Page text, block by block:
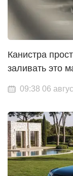
Канистра
заливать это
09:38 06